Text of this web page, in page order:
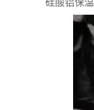
硅酸铝保